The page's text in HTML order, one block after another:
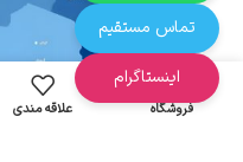
فروشگاه علاقه مندی
تماس مستقیم
اینستاگرام